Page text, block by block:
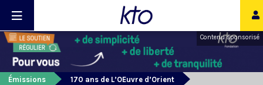
Contenu sponsorisé
Émissions
170 ans de L’OEuvre d’Orient